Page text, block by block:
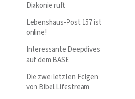
Diakonie ruft
Lebenshaus-Post 157 ist
online!
Interessante Deepdives
auf dem BASE
Die zwei letzten Folgen
von Bibel.Lifestream